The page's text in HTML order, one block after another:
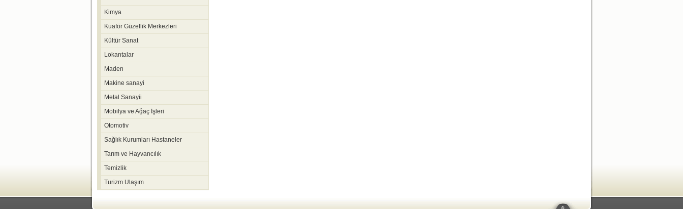
Kimya
Kuaför Güzellik Merkezleri
Kültür Sanat
Lokantalar
Maden
Makine sanayi
Metal Sanayii
Mobilya ve Ağaç İşleri
Otomotiv
Sağlık Kurumları Hastaneler
Tarım ve Hayvancılık
Temizlik
Turizm Ulaşım